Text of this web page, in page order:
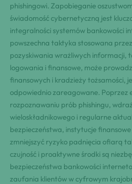
phishingowi. Zapobieganie
świadomość cybernetyczną jest
integralności systemów bankowości
powszechna taktyka stosowana
pozyskiwania wrażliwych informacji,
logowania i finansowe, może
finansowych i kradzieży tożsamości,
odpowiednio zareagowane. Poprzez
rozpoznawaniu prób phishingu,
wieloskładnikowego i regularne
bezpieczeństwa, instytucje
zmniejszyć ryzyko padnięcia ofiarą
czujność i proaktywne środki są
bezpieczeństwa bankowości
zaufania klientów w cyfrowym